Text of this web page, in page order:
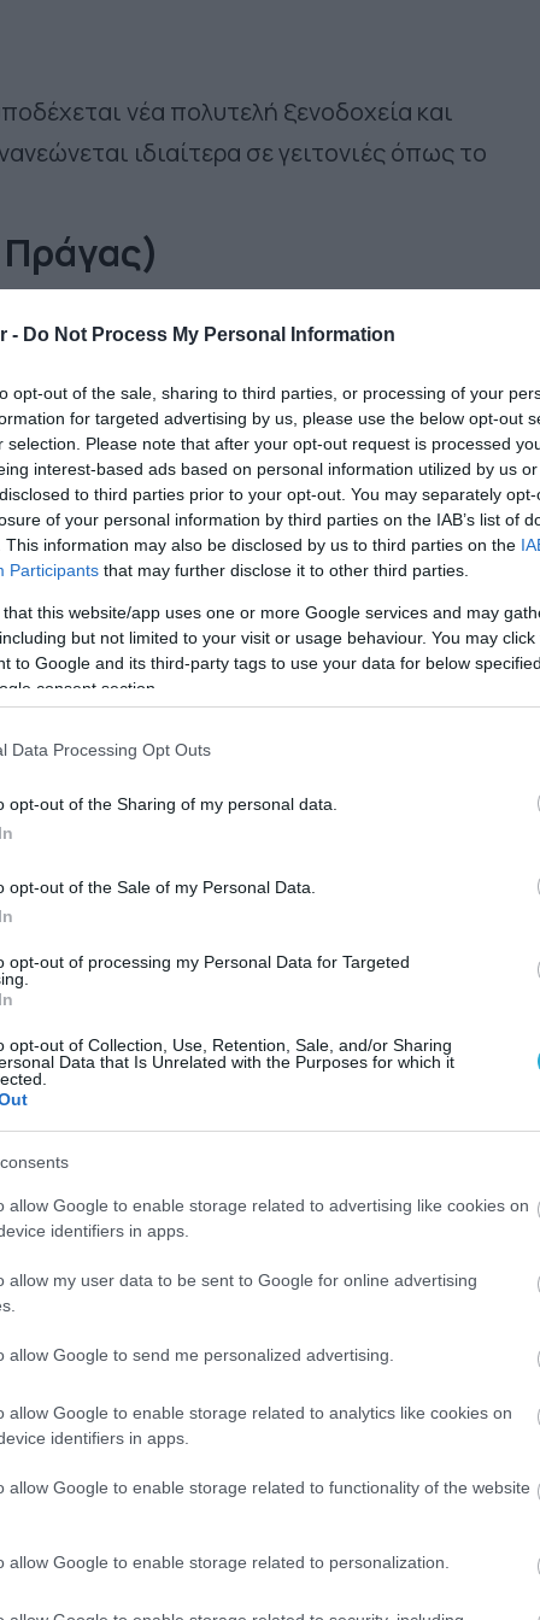
- Do Not Process My Personal Information
opt-out of the sale, sharing to third parties, or processing of your
for targeted advertising by us, please use the below opt-out
selection. Please note that after your opt-out request is processed
interest-based ads based on personal information utilized by us
to third parties prior to your opt-out. You may separately
of your personal information by third parties on the IAB’s list of
This information may also be disclosed by us to third parties on the
Participants that may further disclose it to other third parties.
that this website/app uses one or more Google services and may
but not limited to your visit or usage behaviour. You may
to Google and its third-party tags to use your data for below
consent section.
Data Processing Opt Outs
opt-out of the Sharing of my personal data.
opt-out of the Sale of my Personal Data.
opt-out of processing my Personal Data for Targeted
opt-out of Collection, Use, Retention, Sale, and/or Sharing
Data that Is Unrelated with the Purposes for which it
allow Google to enable storage related to advertising like cookies on
identifiers in apps.
allow my user data to be sent to Google for online advertising
allow Google to send me personalized advertising.
allow Google to enable storage related to analytics like cookies on
identifiers in apps.
allow Google to enable storage related to functionality of the website
allow Google to enable storage related to personalization.
νέα πολυτελή ξενοδοχεία και
ιδιαίτερα σε γειτονιές όπως το
οδηγό MICHELIN, γεγονός που την
προορισμούς αυτή τη στιγμή. Η
με πατάτα, μανιτάρια και ψάρια γλυκού
τους σε λουτροπόλεις και αγροτικές
Χειμερινούς Ολυμπιακούς Αγώνες από τις 6
το διεθνές ενδιαφέρον. Οι τουριστικές
και η γαστρονομία των Άλπεων, με έμφαση
τυριά.
την άφιξη στο προσκήνιο μιας
την κουζίνα της Σιλεσίας,
σύγχρονες τεχνικές.
των ταξιδιωτών στην ακτή Αμάλφι. Η τοπική
κουζίνα, με λεμόνια, αντζούγιες και
της μεσογειακής κουζίνας.
επαναπροσδιορίζει την περιοχή
Σε Ριάντ και Τζέντα, οι σεφ
κρέατα και θαλασσινά της Ερυθράς
πλείστον τοπική, συνδυάζεται ωστόσο με
Οδηγό Michelin αναβαθμίζει την περιοχή.